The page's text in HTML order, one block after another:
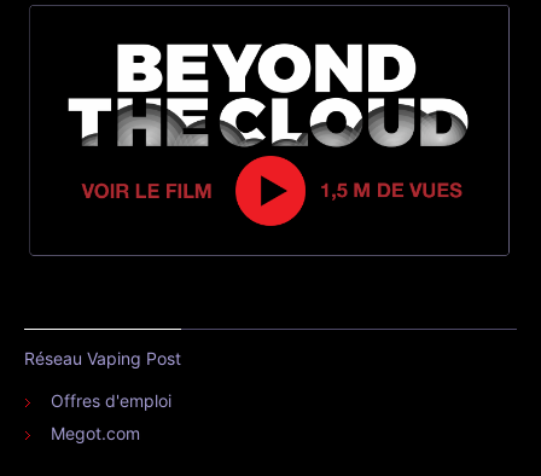
Réseau Vaping Post
Offres d'emploi
Megot.com